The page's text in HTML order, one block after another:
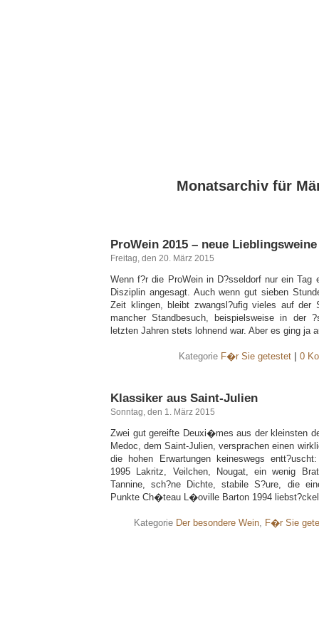
Monatsarchiv für
ProWein 2015 – neue Lieblingsweine
Freitag, den 20. März 2015
Wenn f?r die ProWein in D?sseldorf nur ein Tag
Disziplin angesagt. Auch wenn gut sieben
Zeit klingen, bleibt zwangsl?ufig vieles auf der
mancher Standbesuch, beispielsweise in der
letzten Jahren stets lohnend war. Aber es ging ja
Kategorie F�r Sie getestet 0
Klassiker aus Saint-Julien
Sonntag, den 1. März 2015
Zwei gut gereifte Deuxi�mes aus der kleinsten
Medoc, dem Saint-Julien, versprachen einen
die hohen Erwartungen keineswegs
1995 Lakritz, Veilchen, Nougat, ein wenig
Tannine, sch?ne Dichte, stabile S?ure, die
Punkte Ch�teau L�oville Barton 1994
Kategorie Der besondere Wein, F�r Sie